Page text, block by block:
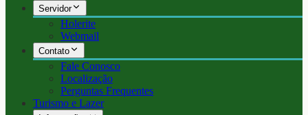
Servidor
Holerite
Webmail
Contato
Fale Conosco
Localização
Perguntas Frequentes
Turismo e Lazer